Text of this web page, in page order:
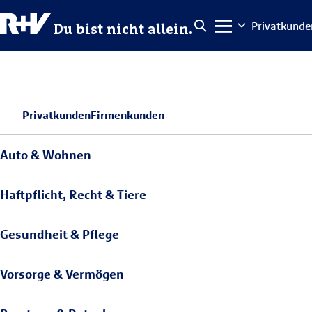
Du bist nicht allein.
PrivatkundenFirmenkunden
Auto & Wohnen
Haftpflicht, Recht & Tiere
Gesundheit & Pflege
Vorsorge & Vermögen